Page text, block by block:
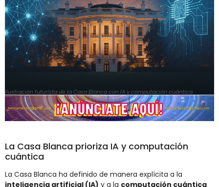
Ilustración futurista de la Casa Blanca con IA y computación cuántica.
La Casa Blanca prioriza IA y computación
cuántica
La Casa Blanca ha definido de manera explícita a la
inteligencia artificial (IA) y a la computación cuántica